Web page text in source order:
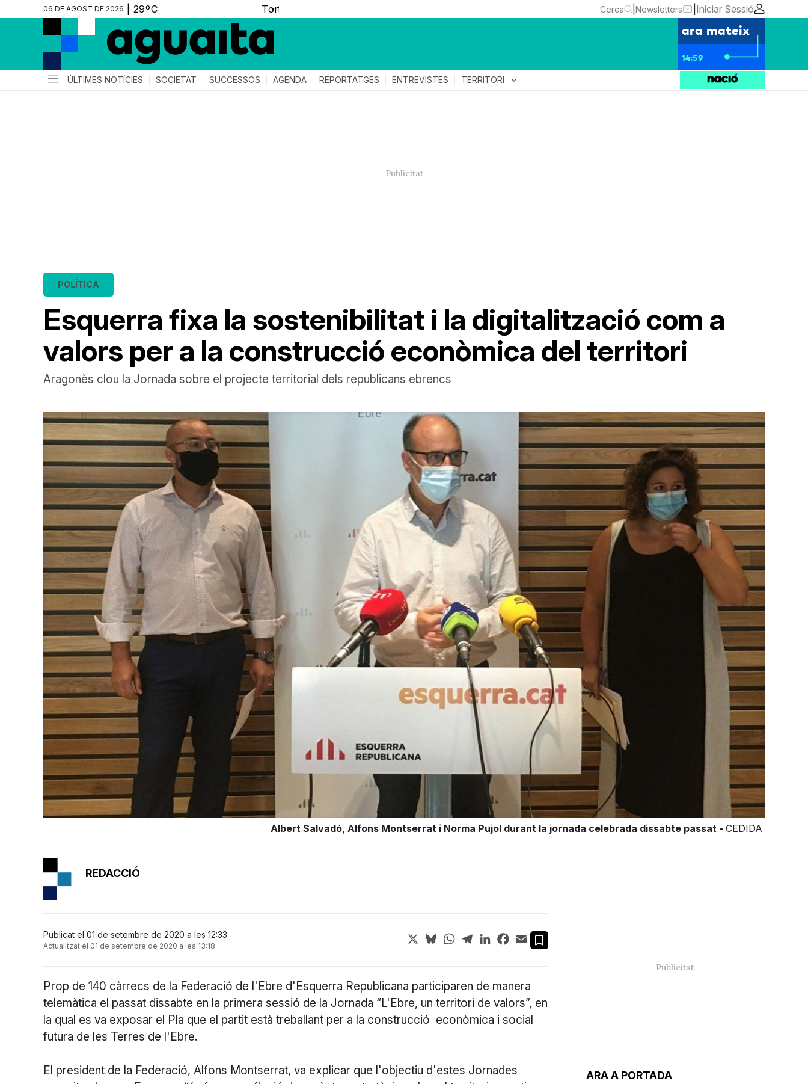
06 DE AGOST DE 2026 ▼ Cerca Newsletters Iniciar Sessió
ara mateix
14:59
ÚLTIMES NOTÍCIES SOCIETAT SUCCESSOS AGENDA REPORTATGES ENTREVISTES TERRITORI expand_more
Esquerra fixa la sostenibilitat i la digitalització com a
valors per a la construcció econòmica del territori
POLÍTICA
Aragonès clou la Jornada sobre el projecte territorial dels republicans ebrencs
Albert Salvadó, Alfons Montserrat i Norma Pujol durant la jornada celebrada dissabte passat - CEDIDA
ARA A PORTADA
REDACCIÓ
Publicat el 01 de setembre de 2020 a les 12:33
Actualitzat el 01 de setembre de 2020 a les 13:18
X BlueskyWhatsApp
TelegramLinkedInFacebook
Email
Prop de 140 càrrecs de la Federació de l'Ebre d'Esquerra Republicana participaren de manera
telemàtica el passat dissabte en la primera sessió de la Jornada “L'Ebre, un territori de valors”, en
la qual es va exposar el Pla que el partit està treballant per a la construcció econòmica i social
futura de les Terres de l'Ebre.
El president de la Federació, Alfons Montserrat, va explicar que l'objectiu d'estes Jornades